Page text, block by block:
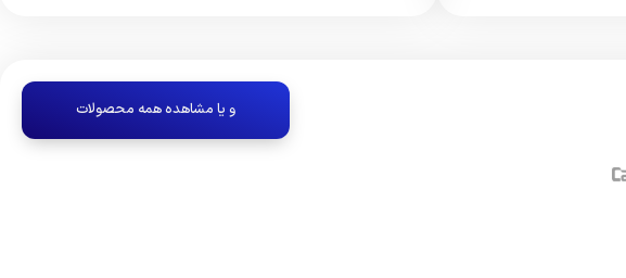
و یا مشاهده همه محصولات